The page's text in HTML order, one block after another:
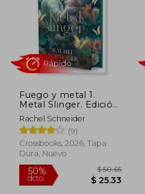
45%
dcto. $ 21.14
Fuego y metal 1.
Metal Slinger. Edición
con cantos tintados
Rachel Schneider
(9)
Crossbooks, 2026, Tapa
Dura, Nuevo